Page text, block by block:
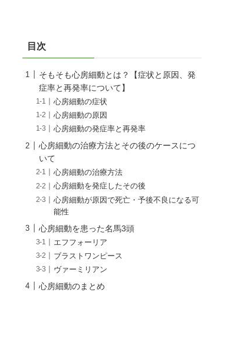
目次
そもそも心房細動とは？【症状と原因、発
症率と再発率について】
心房細動の症状
心房細動の原因
心房細動の発症率と再発率
心房細動の治療方法とその後のケースにつ
いて
心房細動の治療方法
心房細動を発症したその後
心房細動が原因で死亡・予後不良になる可
能性
心房細動を患った名馬3頭
エフフォーリア
ブラストワンピース
ヴァーミリアン
心房細動のまとめ